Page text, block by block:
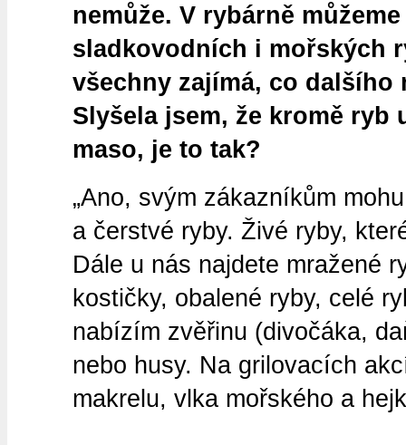
nemůže. V rybárně
sladkovodních i mořských
všechny zajímá, co dalšího
Slyšela jsem, že kromě ryb
maso, je to tak?
„Ano, svým zákazníkům
a čerstvé ryby. Živé ryby,
Dále u nás najdete mražené
kostičky, obalené ryby, celé
nabízím zvěřinu (divočáka,
nebo husy. Na grilovacích
makrelu, vlka mořského a